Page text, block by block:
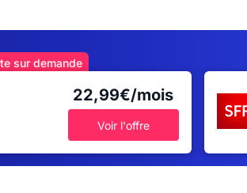
sur demande
22,99€/mois
Voir l'offre